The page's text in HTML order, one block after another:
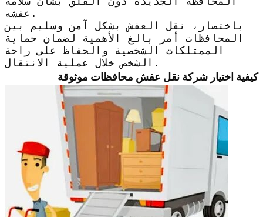
عفشه.
باختصار، نقل العفش بشكل آمن وسليم بين
المحافظات أمر بالغ الأهمية لضمان حماية
الممتلكات الشخصية والحفاظ على راحة
الشخص خلال عملية الانتقال.
كيفية اختيار شركة نقل عفش محافظات موثوقة